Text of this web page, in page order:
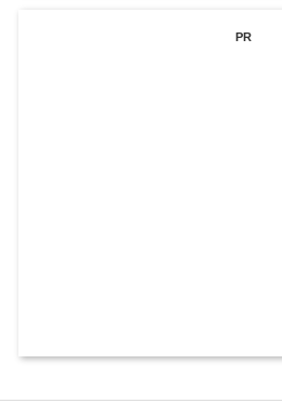
PR